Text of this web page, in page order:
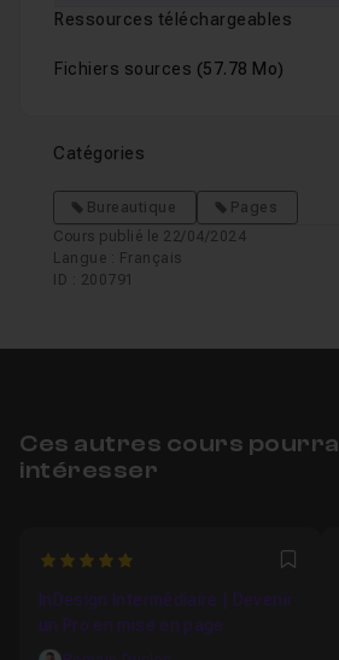
Ressources téléchargeables
Fichiers sources (57.78 Mo)
Catégories
Bureautique
Pages
Cours publié le 22/04/2024
Langue : Français
ID : 200791
Ces autres cours
intéresser
5
InDesign Intermédiaire | Devenir
un Pro en mise en page